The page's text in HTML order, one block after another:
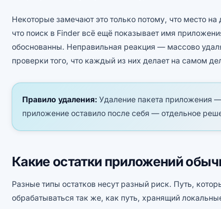
Некоторые замечают это только потому, что место
что поиск в Finder всё ещё показывает имя
обоснованны. Неправильная реакция — массово
проверки того, что каждый из них делает на самом
Правило удаления: Удаление пакета приложения
приложение оставило после себя — отдельное
Какие остатки приложений
Разные типы остатков несут разный риск. Путь,
обрабатываться так же, как путь, хранящий